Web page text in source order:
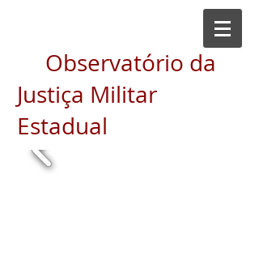
Observatório da
Justiça Militar
Estadual